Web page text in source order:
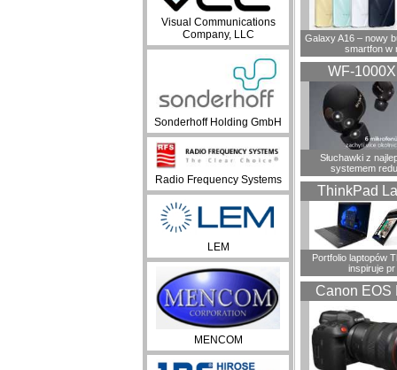
Visual Communications
Company, LLC
Sonderhoff Holding GmbH
Radio Frequency Systems
LEM
MENCOM
Galaxy A16 – nowy
smartfon w
WF-
Słuchawki z
systemem
ThinkPad
Portfolio laptopów
inspiruje pr
Canon EOS